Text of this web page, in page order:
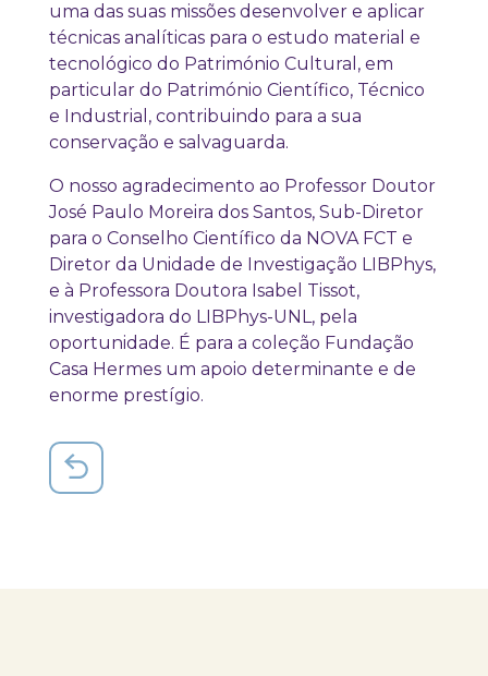
uma das suas missões desenvolver e aplicar
técnicas analíticas para o estudo material e
tecnológico do Património Cultural, em
particular do Património Científico, Técnico
e Industrial, contribuindo para a sua
conservação e salvaguarda.
O nosso agradecimento ao Professor Doutor
José Paulo Moreira dos Santos, Sub-Diretor
para o Conselho Científico da NOVA FCT e
Diretor da Unidade de Investigação LIBPhys,
e à Professora Doutora Isabel Tissot,
investigadora do LIBPhys-UNL, pela
oportunidade. É para a coleção Fundação
Casa Hermes um apoio determinante e de
enorme prestígio.